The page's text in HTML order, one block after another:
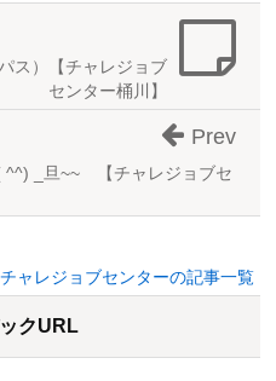
ス）【チャレジョブ
センター桶川】
_旦~~ 【チャレジョブセ
Prev
ャレジョブセンターの記事一覧
クURL